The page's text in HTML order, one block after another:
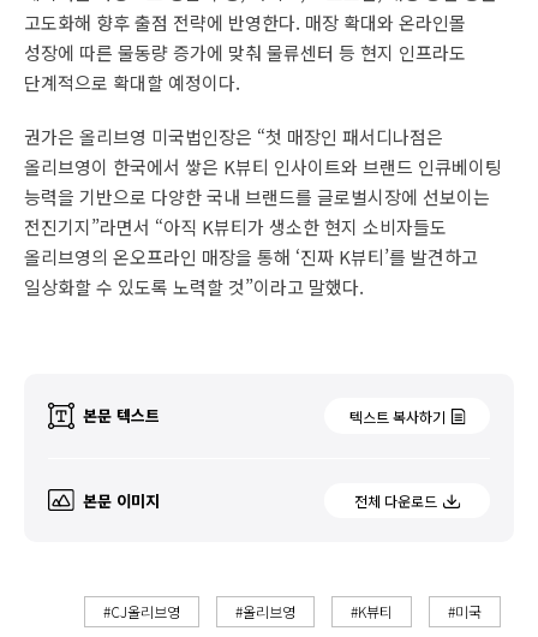
고도화해 향후 출점 전략에 반영한다. 매장 확대와 온라인몰
성장에 따른 물동량 증가에 맞춰 물류센터 등 현지 인프라도
단계적으로 확대할 예정이다.
권가은 올리브영 미국법인장은 “첫 매장인 패서디나점은
올리브영이 한국에서 쌓은 K뷰티 인사이트와 브랜드 인큐베이팅
능력을 기반으로 다양한 국내 브랜드를 글로벌시장에 선보이는
전진기지”라면서 “아직 K뷰티가 생소한 현지 소비자들도
올리브영의 온오프라인 매장을 통해 ‘진짜 K뷰티’를 발견하고
일상화할 수 있도록 노력할 것”이라고 말했다.
본문 텍스트 텍스트 복사하기
본문 이미지 전체 다운로드
#CJ올리브영 #올리브영 #K뷰티 #미국